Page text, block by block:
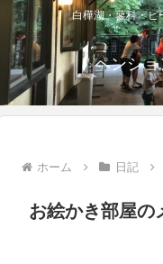
白樺湖・蓼科・ビ
ペンシ
ホーム 日記
お絵かき部屋の